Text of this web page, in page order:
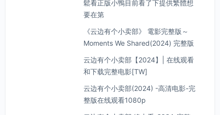
鬆看正版小鴨目前看了下提供繁體想
要在第
《云边有个小卖部》 電影完整版～
Moments We Shared(2024) 完整版
云边有个小卖部【2024】| 在线观看
和下载完整电影[TW]
云边有个小卖部(2024) -高清电影-完
整版在线观看1080p